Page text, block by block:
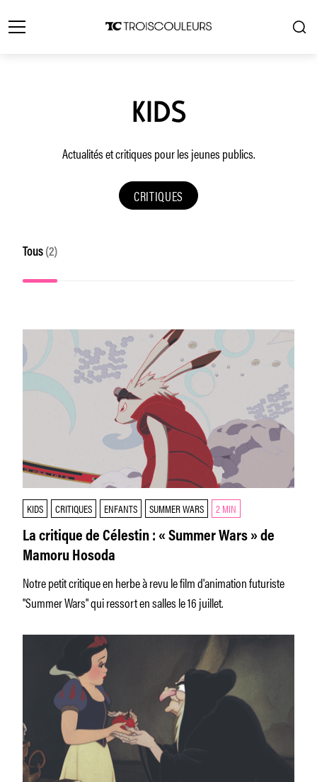
KIDS
Actualités et critiques pour les jeunes publics.
CRITIQUES
Tous (2)
KIDS CRITIQUES ENFANTS SUMMER WARS 2 MIN
La critique de Célestin : « Summer Wars » de
Mamoru Hosoda
Notre petit critique en herbe à revu le film d'animation futuriste
"Summer Wars" qui ressort en salles le 16 juillet.